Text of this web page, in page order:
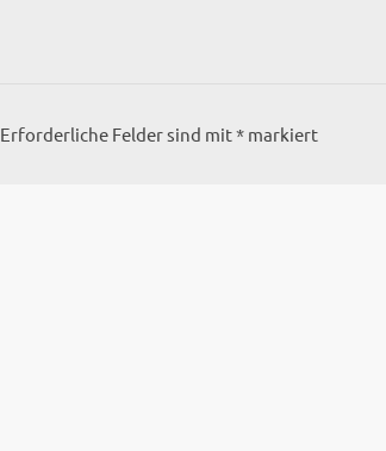
Erforderliche Felder sind mit* markiert